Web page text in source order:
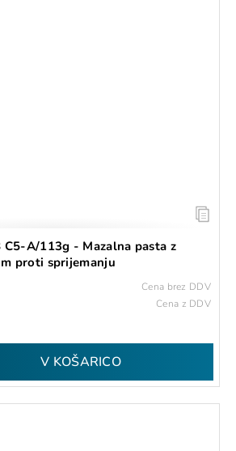
C5-A/113g - Mazalna pasta z
proti sprijemanju
Cena brez DDV
Cena z DDV
V KOŠARICO